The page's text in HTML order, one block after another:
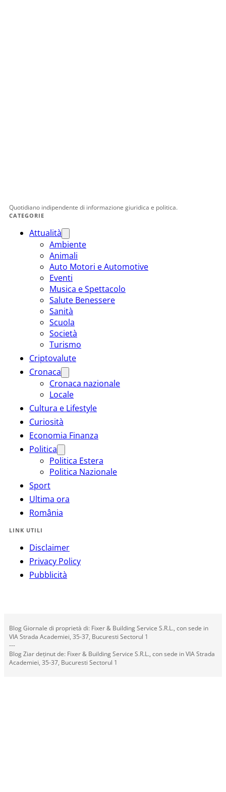
Quotidiano indipendente di informazione giuridica e politica.
CATEGORIE
Attualità
Ambiente
Animali
Auto Motori e Automotive
Eventi
Musica e Spettacolo
Salute Benessere
Sanità
Scuola
Società
Turismo
Criptovalute
Cronaca
Cronaca nazionale
Locale
Cultura e Lifestyle
Curiosità
Economia Finanza
Politica
Politica Estera
Politica Nazionale
Sport
Ultima ora
România
LINK UTILI
Disclaimer
Privacy Policy
Pubblicità
Blog Giornale di proprietà di: Fixer & Building Service S.R.L., con sede in
VIA Strada Academiei, 35-37, Bucuresti Sectorul 1
---
Blog Ziar deținut de: Fixer & Building Service S.R.L., con sede in VIA Strada
Academiei, 35-37, Bucuresti Sectorul 1